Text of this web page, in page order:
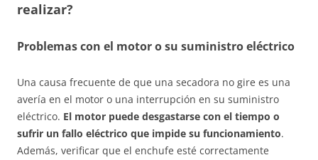
realizar?
Problemas con el motor o su suministro eléctrico
Una causa frecuente de que una secadora no gire es una
avería en el motor o una interrupción en su suministro
eléctrico. El motor puede desgastarse con el tiempo o
sufrir un fallo eléctrico que impide su funcionamiento.
Además, verificar que el enchufe esté correctamente